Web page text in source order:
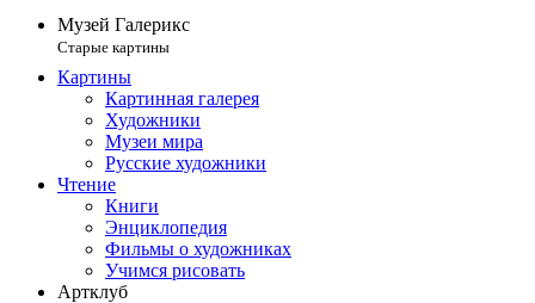
Музей Галерикс
Старые картины
Картины
Картинная галерея
Художники
Музеи мира
Русские художники
Чтение
Книги
Энциклопедия
Фильмы о художниках
Учимся рисовать
Артклуб